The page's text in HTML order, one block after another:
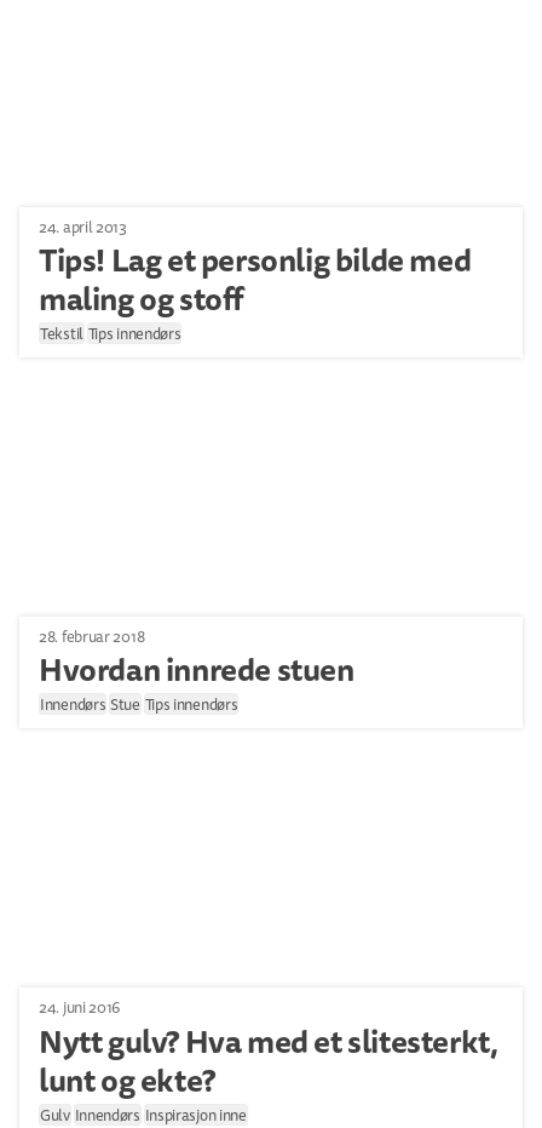
24. april 2013
Tips! Lag et personlig bilde med
maling og stoff
Tekstil Tips innendørs
28. februar 2018
Hvordan innrede stuen
Innendørs Stue Tips innendørs
24. juni 2016
Nytt gulv? Hva med et slitesterkt,
lunt og ekte?
Gulv Innendørs Inspirasjon inne